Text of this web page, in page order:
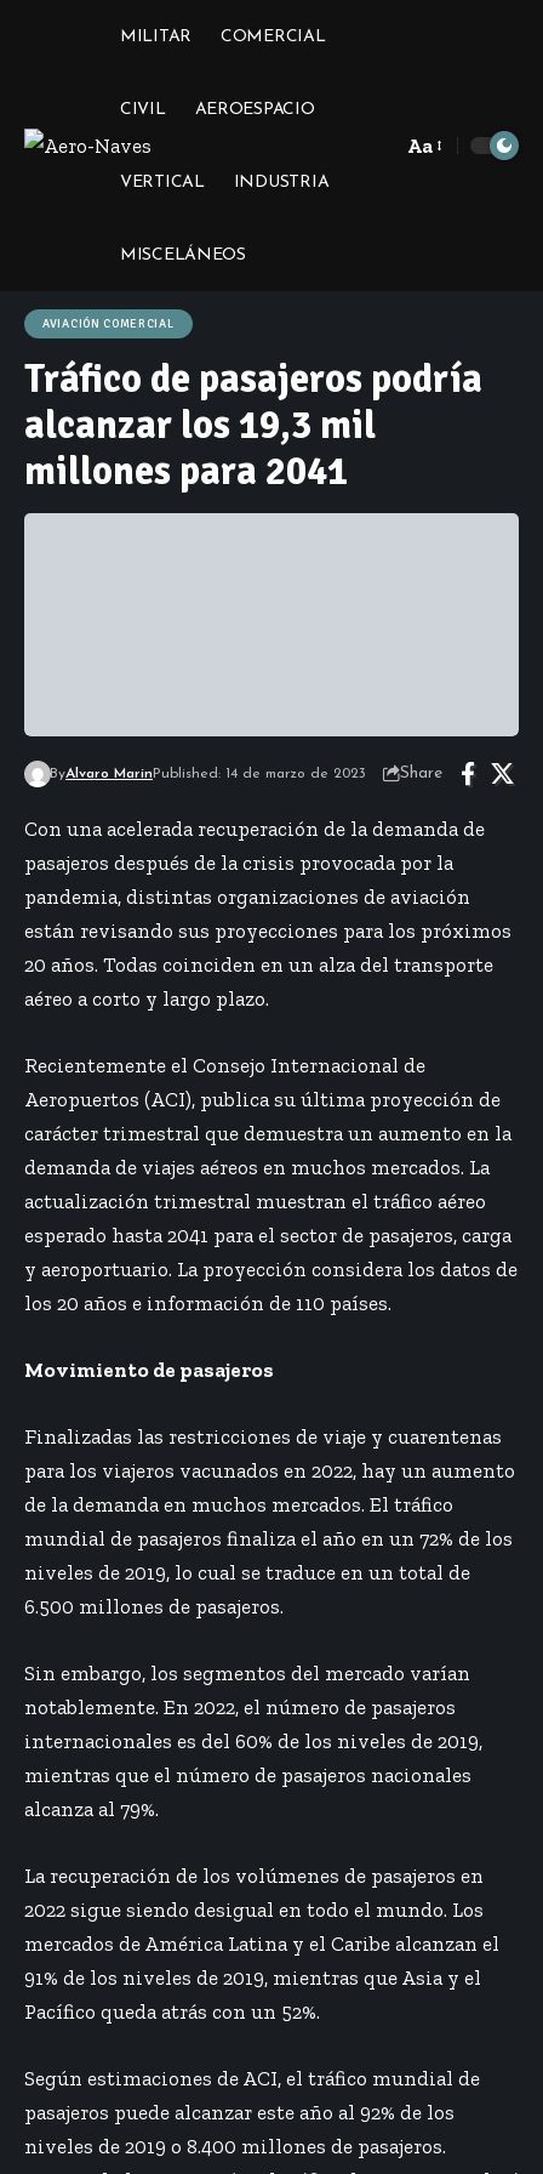
MILITAR COMERCIAL
CIVIL AEROESPACIO
VERTICAL INDUSTRIA
MISCELÁNEOS
Font
Aa
AVIACIÓN COMERCIAL
Tráfico de pasajeros podría
alcanzar los 19,3 mil
millones para 2041
ByAlvaro Marin Published: 14 de marzo de 2023 Share
Con una acelerada recuperación de la demanda de
pasajeros después de la crisis provocada por la
pandemia, distintas organizaciones de aviación
están revisando sus proyecciones para los próximos
20 años. Todas coinciden en un alza del transporte
aéreo a corto y largo plazo.
Recientemente el Consejo Internacional de
Aeropuertos (ACI), publica su última proyección de
carácter trimestral que demuestra un aumento en la
demanda de viajes aéreos en muchos mercados. La
actualización trimestral muestran el tráfico aéreo
esperado hasta 2041 para el sector de pasajeros, carga
y aeroportuario. La proyección considera los datos de
los 20 años e información de 110 países.
Movimiento de pasajeros
Finalizadas las restricciones de viaje y cuarentenas
para los viajeros vacunados en 2022, hay un aumento
de la demanda en muchos mercados. El tráfico
mundial de pasajeros finaliza el año en un 72% de los
niveles de 2019, lo cual se traduce en un total de
6.500 millones de pasajeros.
Sin embargo, los segmentos del mercado varían
notablemente. En 2022, el número de pasajeros
internacionales es del 60% de los niveles de 2019,
mientras que el número de pasajeros nacionales
alcanza al 79%.
La recuperación de los volúmenes de pasajeros en
2022 sigue siendo desigual en todo el mundo. Los
mercados de América Latina y el Caribe alcanzan el
91% de los niveles de 2019, mientras que Asia y el
Pacífico queda atrás con un 52%.
Según estimaciones de ACI, el tráfico mundial de
pasajeros puede alcanzar este año al 92% de los
niveles de 2019 o 8.400 millones de pasajeros.